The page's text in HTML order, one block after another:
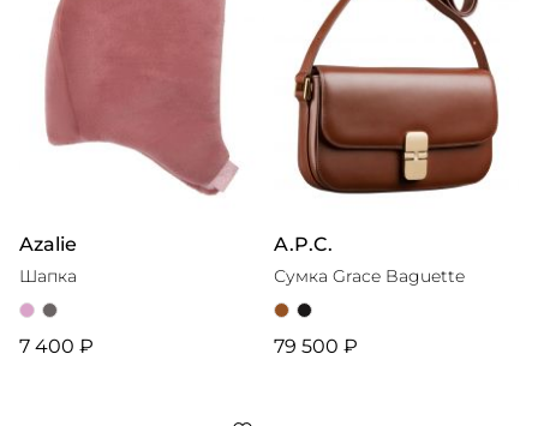
Azalie
Шапка
7 400 ₽
A.P.C.
Сумка Grace Baguette
79 500 ₽